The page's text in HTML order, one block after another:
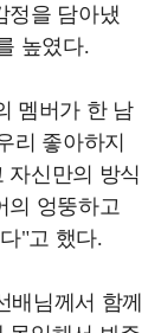
정을 담아냈
높였다.
멤버가 한 남
리 좋아하지
자신만의 방식
의 엉뚱하고
"고 했다.
배님께서 함께